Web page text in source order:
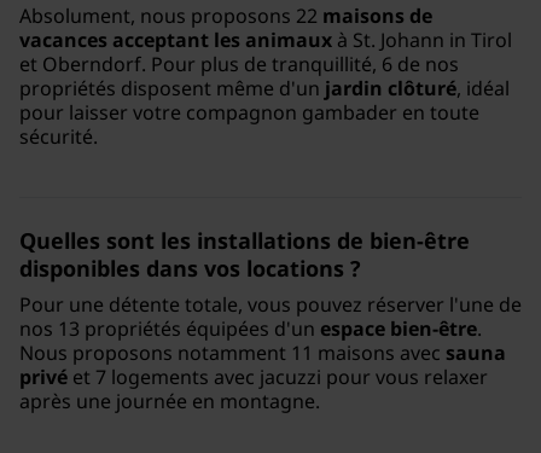
Absolument, nous proposons 22 maisons de
vacances acceptant les animaux à St. Johann in Tirol
et Oberndorf. Pour plus de tranquillité, 6 de nos
propriétés disposent même d'un jardin clôturé, idéal
pour laisser votre compagnon gambader en toute
sécurité.
Quelles sont les installations de bien-être
disponibles dans vos locations ?
Pour une détente totale, vous pouvez réserver l'une de
nos 13 propriétés équipées d'un espace bien-être.
Nous proposons notamment 11 maisons avec sauna
privé et 7 logements avec jacuzzi pour vous relaxer
après une journée en montagne.